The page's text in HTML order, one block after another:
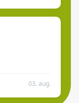
03. aug.